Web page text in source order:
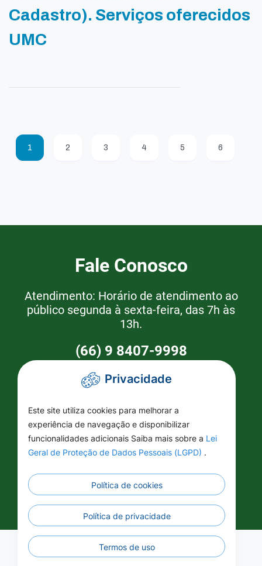
Cadastro). Serviços oferecidos
UMC
1 2 3 4 5 6
Fale Conosco
Atendimento: Horário de atendimento ao
público segunda à sexta-feira, das 7h às
13h.
(66) 9 8407-9998
Como Chegar
Prefeitura de Brasnorte
Rua Naor Ferrari 1080 - Centro -
Privacidade
Este site utiliza cookies para melhorar a
experiência de navegação e disponibilizar
funcionalidades adicionais Saiba mais sobre a Lei
Geral de Proteção de Dados Pessoais (LGPD) .
Política de cookies
Política de privacidade
Termos de uso